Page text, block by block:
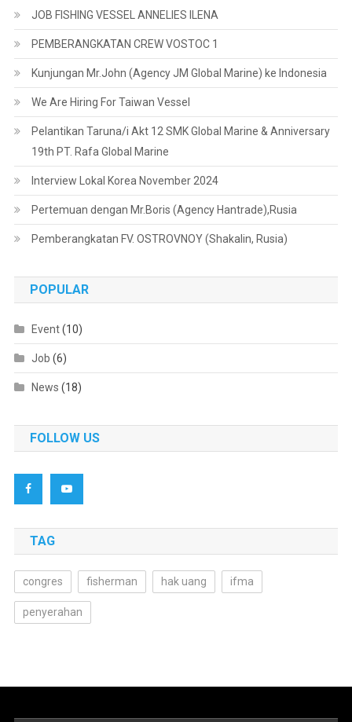
JOB FISHING VESSEL ANNELIES ILENA
PEMBERANGKATAN CREW VOSTOC 1
Kunjungan Mr.John (Agency JM Global Marine) ke Indonesia
We Are Hiring For Taiwan Vessel
Pelantikan Taruna/i Akt 12 SMK Global Marine & Anniversary
19th PT. Rafa Global Marine
Interview Lokal Korea November 2024
Pertemuan dengan Mr.Boris (Agency Hantrade),Rusia
Pemberangkatan FV. OSTROVNOY (Shakalin, Rusia)
POPULAR
Event(10)
Job (6)
News (18)
FOLLOW US
TAG
congres fisherman hak uang ifma
penyerahan